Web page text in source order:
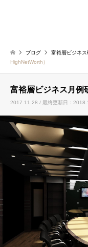
ブログ 富裕層ビジネス
HighNetWorth）
富裕層ビジネス月例
2017.11.28 / 最終更新日：